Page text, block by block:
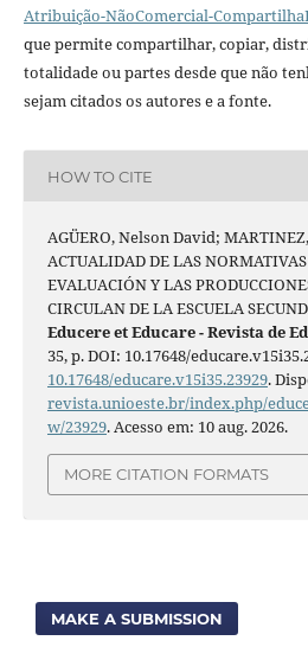
Atribuição-NãoComercial-
que permite compartilhar, copiar,
totalidade ou partes desde que não
sejam citados os autores e a fonte.
HOW TO CITE
AGÜERO, Nelson David;
ACTUALIDAD DE LAS
EVALUACIÓN Y LAS
CIRCULAN DE LA ESCUELA
Educere et Educare - Revista de
35, p. DOI: 10.17648/
10.17648/educare.v15i35.23929.
revista.unioeste.br/index.php/
w/23929. Acesso em: 10 aug. 2026.
MORE CITATION FORMATS
MAKE A SUBMISSION